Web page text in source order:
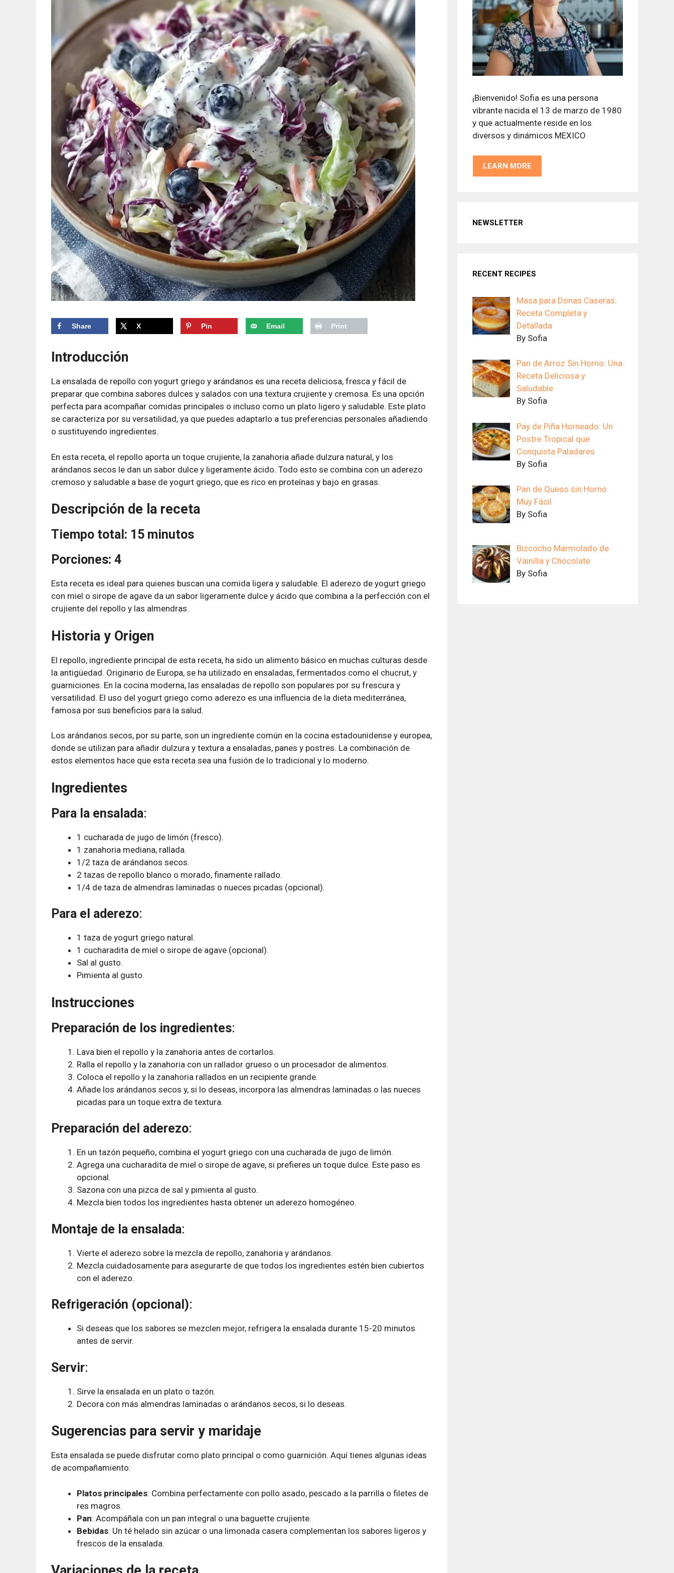
Share X Pin Email Print
Introducción
La ensalada de repollo con yogurt griego y arándanos es una receta deliciosa, fresca y fácil de
preparar que combina sabores dulces y salados con una textura crujiente y cremosa. Es una opción
perfecta para acompañar comidas principales o incluso como un plato ligero y saludable. Este plato
se caracteriza por su versatilidad, ya que puedes adaptarlo a tus preferencias personales añadiendo
o sustituyendo ingredientes.
En esta receta, el repollo aporta un toque crujiente, la zanahoria añade dulzura natural, y los
arándanos secos le dan un sabor dulce y ligeramente ácido. Todo esto se combina con un aderezo
cremoso y saludable a base de yogurt griego, que es rico en proteínas y bajo en grasas.
Descripción de la receta
Tiempo total: 15 minutos
Porciones: 4
Esta receta es ideal para quienes buscan una comida ligera y saludable. El aderezo de yogurt griego
con miel o sirope de agave da un sabor ligeramente dulce y ácido que combina a la perfección con el
crujiente del repollo y las almendras.
Historia y Origen
El repollo, ingrediente principal de esta receta, ha sido un alimento básico en muchas culturas desde
la antigüedad. Originario de Europa, se ha utilizado en ensaladas, fermentados como el chucrut, y
guarniciones. En la cocina moderna, las ensaladas de repollo son populares por su frescura y
versatilidad. El uso del yogurt griego como aderezo es una influencia de la dieta mediterránea,
famosa por sus beneficios para la salud.
Los arándanos secos, por su parte, son un ingrediente común en la cocina estadounidense y europea,
donde se utilizan para añadir dulzura y textura a ensaladas, panes y postres. La combinación de
estos elementos hace que esta receta sea una fusión de lo tradicional y lo moderno.
Ingredientes
Para la ensalada:
1 cucharada de jugo de limón (fresco).
1 zanahoria mediana, rallada.
1/2 taza de arándanos secos.
2 tazas de repollo blanco o morado, finamente rallado.
1/4 de taza de almendras laminadas o nueces picadas (opcional).
Para el aderezo:
1 taza de yogurt griego natural.
1 cucharadita de miel o sirope de agave (opcional).
Sal al gusto.
Pimienta al gusto.
Instrucciones
Preparación de los ingredientes:
Lava bien el repollo y la zanahoria antes de cortarlos.
Ralla el repollo y la zanahoria con un rallador grueso o un procesador de alimentos.
Coloca el repollo y la zanahoria rallados en un recipiente grande.
Añade los arándanos secos y, si lo deseas, incorpora las almendras laminadas o las nueces
picadas para un toque extra de textura.
Preparación del aderezo:
En un tazón pequeño, combina el yogurt griego con una cucharada de jugo de limón.
Agrega una cucharadita de miel o sirope de agave, si prefieres un toque dulce. Este paso es
opcional.
Sazona con una pizca de sal y pimienta al gusto.
Mezcla bien todos los ingredientes hasta obtener un aderezo homogéneo.
Montaje de la ensalada:
Vierte el aderezo sobre la mezcla de repollo, zanahoria y arándanos.
Mezcla cuidadosamente para asegurarte de que todos los ingredientes estén bien cubiertos
con el aderezo.
Refrigeración (opcional):
Si deseas que los sabores se mezclen mejor, refrigera la ensalada durante 15-20 minutos
antes de servir.
Servir:
Sirve la ensalada en un plato o tazón.
Decora con más almendras laminadas o arándanos secos, si lo deseas.
Sugerencias para servir y maridaje
Esta ensalada se puede disfrutar como plato principal o como guarnición. Aquí tienes algunas ideas
de acompañamiento:
Platos principales: Combina perfectamente con pollo asado, pescado a la parrilla o filetes de
res magros.
Pan: Acompáñala con un pan integral o una baguette crujiente.
Bebidas: Un té helado sin azúcar o una limonada casera complementan los sabores ligeros y
frescos de la ensalada.
¡Bienvenido! Sofia es una persona
vibrante nacida el 13 de marzo de 1980
y que actualmente reside en los
diversos y dinámicos MEXICO
LEARN MORE
NEWSLETTER
RECENT RECIPES
Masa para Donas Caseras:
Receta Completa y
Detallada
By Sofia
Pan de Arroz Sin Horno: Una
Receta Deliciosa y
Saludable
By Sofia
Pay de Piña Horneado: Un
Postre Tropical que
Conquista Paladares
By Sofia
Pan de Queso sin Horno
Muy Fácil
By Sofia
Bizcocho Marmolado de
Vainilla y Chocolate
By Sofia